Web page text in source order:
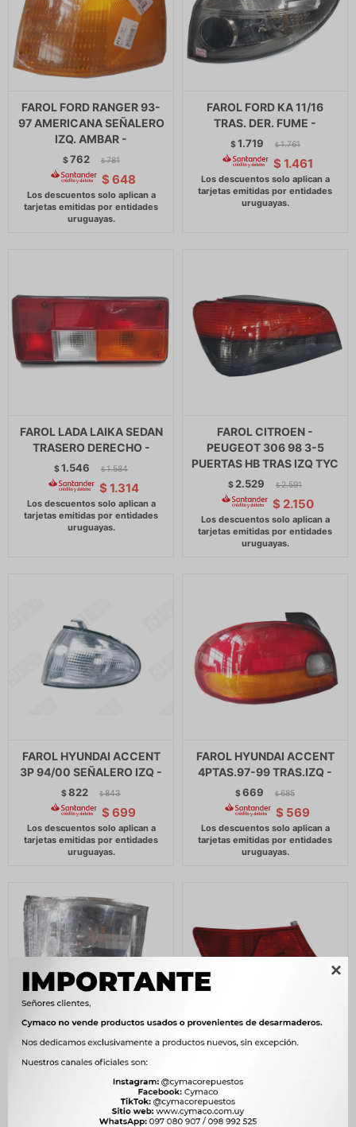

FAROL FORD RANGER 93-
97 AMERICANA SEÑALERO
IZQ. AMBAR -
$762 $ 781
$ 648
FAROL FORD KA 11/16
TRAS. DER. FUME -
$1.719 $ 1.761
$ 1.461
FAROL LADA LAIKA SEDAN
TRASERO DERECHO -
$1.546 $ 1.584
$ 1.314
FAROL CITROEN -
PEUGEOT 306 98 3-5
PUERTAS HB TRAS IZQ TYC
$ 2.529 $ 2.591
$ 2.150
FAROL HYUNDAI ACCENT
3P 94/00 SEÑALERO IZQ -
$822 $ 843
$ 699
FAROL HYUNDAI ACCENT
4PTAS.97-99 TRAS.IZQ -
$669 $ 685
$ 569
FAROL DONGFENG AEOLUS
SEÑALERO DER -
$614
$1.650